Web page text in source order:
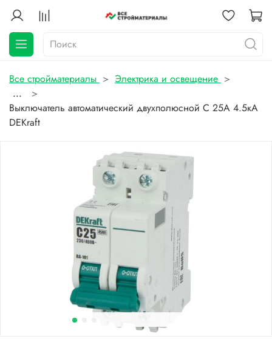
Все стройматериалы
Электрика и освещение
...
Выключатель автоматический двухполюсной C 25А 4.5кА
DEKraft